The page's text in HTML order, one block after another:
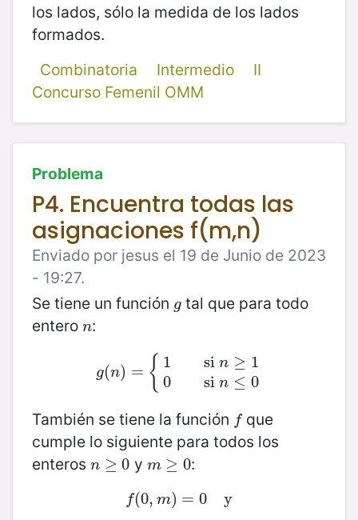
los lados, sólo la medida de los lados
formados.
Combinatoria
Intermedio
II
Concurso Femenil OMM
Problema
P4. Encuentra todas las
asignaciones f(m,n)
Enviado por jesus el 19 de Junio de 2023
- 19:27.
Se tiene un función g
g tal que para todo
entero n
n:
g(n) = { 1
0
sin ≥ 1
sin ≤ 0
g(n )= {1 si 0sin ≤0
También se tiene la función f
fque
cumple lo siguiente para todos los
enteros n ≥ 0
n≥0 y m ≥ 0
m≥0 :
f(0, m) = 0 y
f( 0,m )= 0y